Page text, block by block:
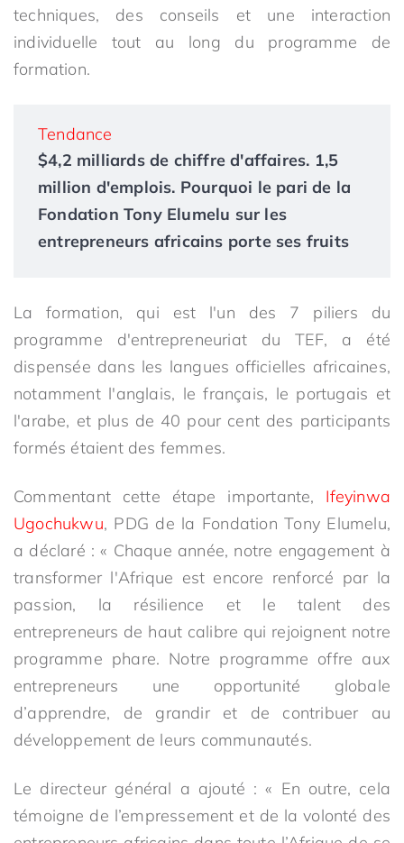
techniques, des conseils et une interaction
individuelle tout au long du programme de
formation.
Tendance
$4,2 milliards de chiffre d'affaires. 1,5
million d'emplois. Pourquoi le pari de la
Fondation Tony Elumelu sur les
entrepreneurs africains porte ses fruits
La formation, qui est l'un des 7 piliers du
programme d'entrepreneuriat du TEF, a été
dispensée dans les langues officielles africaines,
notamment l'anglais, le français, le portugais et
l'arabe, et plus de 40 pour cent des participants
formés étaient des femmes.
Commentant cette étape importante, Ifeyinwa
Ugochukwu, PDG de la Fondation Tony Elumelu,
a déclaré : « Chaque année, notre engagement à
transformer l'Afrique est encore renforcé par la
passion, la résilience et le talent des
entrepreneurs de haut calibre qui rejoignent notre
programme phare. Notre programme offre aux
entrepreneurs une opportunité globale
d’apprendre, de grandir et de contribuer au
développement de leurs communautés.
Le directeur général a ajouté : « En outre, cela
témoigne de l’empressement et de la volonté des